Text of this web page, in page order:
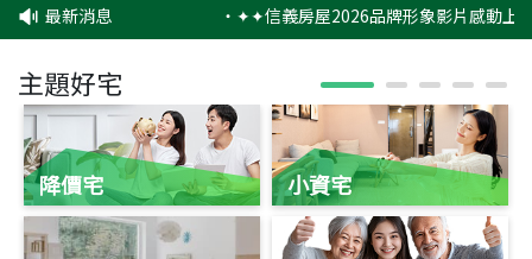
最新消息 ‧✦✦信義房屋2026品牌形象影片感動上
主題好宅
降價宅 小資宅